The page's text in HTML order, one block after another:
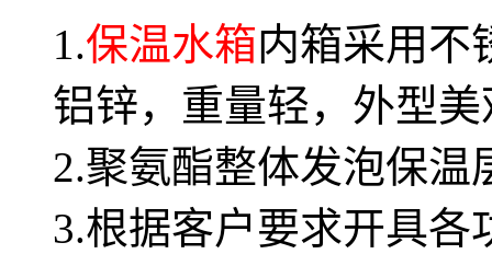
1.保温水箱内箱采用不
铝锌，重量轻，外型
2.聚氨酯整体发泡保
3.根据客户要求开具